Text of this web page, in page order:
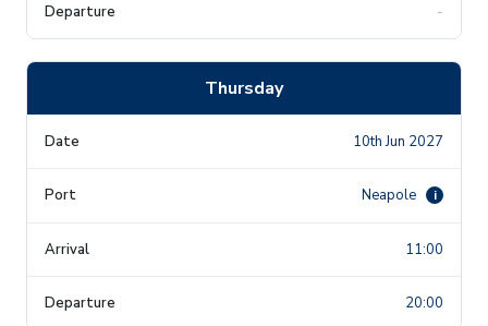
-
Thursday
10th Jun 2027
Neapole i
11:00
20:00